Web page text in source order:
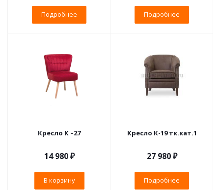
Подробнее Подробнее
Кресло К –27
14 980₽
В корзину
Кресло К-19 тк.кат.1
27 980 ₽
Подробнее